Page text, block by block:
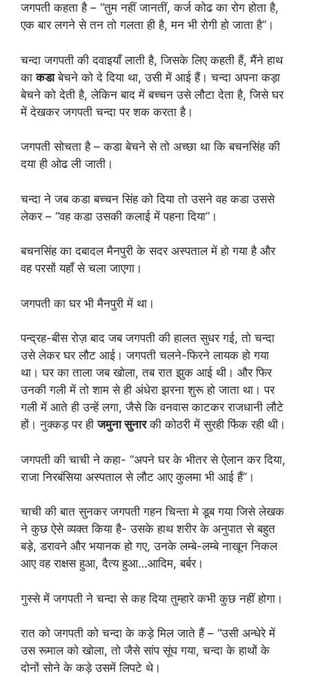
जगपती कहता है – “तुम नहीं जानतीं, कर्ज कोढ का रोग होता है,
एक बार लगने से तन तो गलता ही है, मन भी रोगी हो जाता है”।
चन्दा जगपती की दवाइयाँ लाती है, जिसके लिए कहती हैं, मैंने हाथ
काकडाबेचने को दे दिया था, उसी में आई हैं। चन्दा अपना कड़ा
बेचने को देती है, लेकिन बाद में बच्चन उसे लौटा देता है, जिसे घर
में देखकर जगपती चन्दा पर शक करता है।
जगपती सोचता है – कडा बेचने से तो अच्छा था कि बचनसिंह की
दया ही ओढ ली जाती।
चन्दा ने जब कडा बच्चन सिंह को दिया तो उसने वह कडा उससे
लेकर – “वह कडा उसकी कलाई में पहना दिया”।
बचनसिंह का दबादल मैनपुरी के सदर अस्पताल में हो गया है और
वह परसों यहाँ से चला जाएगा।
जगपती का घर भी मैनपुरी में था।
पन्द्रह-बीस रोज़ बाद जब जगपती की हालत सुधर गई, तो चन्दा
उसे लेकर घर लौट आई। जगपती चलने-फिरने लायक हो गया
था। घर का ताला जब खोला, तब रात झुक आई थी। और फिर
उनकी गली में तो शाम से ही अंधेरा झरना शुरू हो जाता था। पर
गली में आते ही उन्हें लगा, जैसे कि वनवास काटकर राजधानी लौटे
हों। नुक्कड़ पर हीजमुना सुनारकी कोठरी में सुरही फिंक रही थी।
जगपती की चाची ने कहा- “अपने घर के भीतर से ऐलान कर दिया,
राजा निरबंसिया अस्पताल से लौट आए कुलमा भी आई हैं”।
चाची की बात सुनकर जगपती गहन चिन्ता मे डूब गया जिसे लेखक
ने कुछ ऐसे व्यक्त किया है- उसके हाथ शरीर के अनुपात से बहुत
बड़े, डरावने और भयानक हो गए, उनके लम्बे-लम्बे नाखून निकल
आए वह राक्षस हुआ, दैत्य हुआ…आदिम, बर्बर।
गुस्से में जगपती ने चन्दा से कह दिया तुम्हारे कभी कुछ नहीं होगा।
रात को जगपती को चन्दा के कड़े मिल जाते हैं – “उसी अन्धेरे में
उस रूमाल को खोला, तो जैसे सांप सूंघ गया, चन्दा के हाथों के
दोनों सोने के कड़े उसमें लिपटे थे।